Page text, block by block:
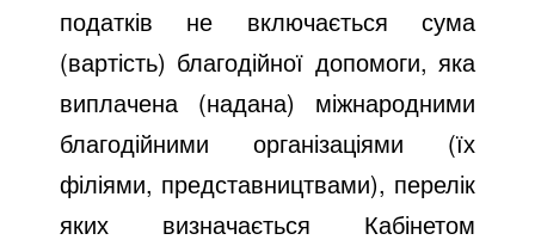
податків не включається сума
(вартість) благодійної допомоги, яка
виплачена (надана) міжнародними
благодійними організаціями (їх
філіями, представництвами), перелік
яких визначається Кабінетом